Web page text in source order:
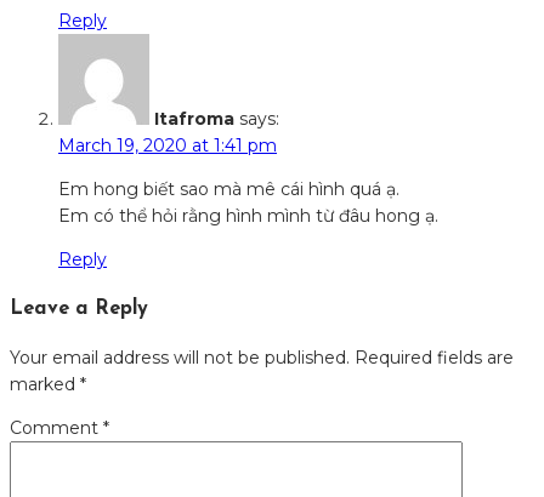
Reply
Itafroma says:
March 19, 2020 at 1:41 pm
Em hong biết sao mà mê cái hình quá ạ.
Em có thể hỏi rằng hình mình từ đâu hong ạ.
Reply
Leave a Reply
Your email address will not be published. Required fields are
marked *
Comment *